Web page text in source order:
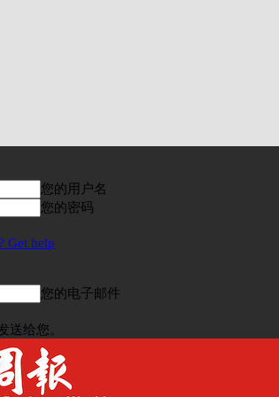
您的用户名
您的密码
Get help
您的电子邮件
送给您。